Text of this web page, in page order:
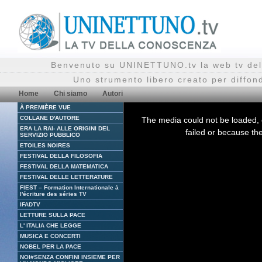
Benvenuto su UNINETTUNO.tv la web tv
Uno strumento libero creato per
Home Chi siamo Autori
À PREMIÈRE VUE
COLLANE D'AUTORE
ERA LA RAI- ALLE ORIGINI DEL
SERVIZIO PUBBLICO
ETOILES NOIRES
FESTIVAL DELLA FILOSOFIA
FESTIVAL DELLA MATEMATICA
FESTIVAL DELLE LETTERATURE
FIEST – Formation Internationale à
l'écriture des séries TV
IFADTV
LETTURE SULLA PACE
L' ITALIA CHE LEGGE
MUSICA E CONCERTI
NOBEL PER LA PACE
NOI#SENZA CONFINI INSIEME PER
The media could not be
failed or because